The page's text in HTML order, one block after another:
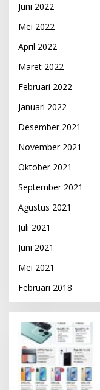
Juni 2022
Mei 2022
April 2022
Maret 2022
Februari 2022
Januari 2022
Desember 2021
November 2021
Oktober 2021
September 2021
Agustus 2021
Juli 2021
Juni 2021
Mei 2021
Februari 2018